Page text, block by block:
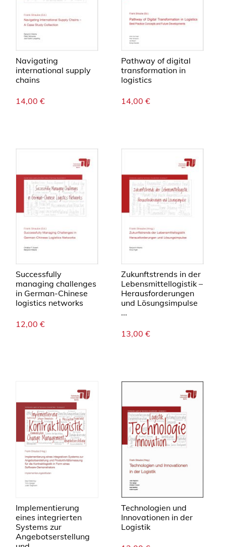
Navigating
international supply
chains
14,00 €
Pathway of digital
transformation in
logistics
14,00 €
Successfully
managing challenges
in German-Chinese
logistics networks
12,00 €
Zukunftstrends in der
Lebensmittellogistik –
Herausforderungen
und Lösungsimpulse
...
13,00 €
Implementierung
eines integrierten
Systems zur
Angebotserstellung
Technologien und
Innovationen in der
Logistik